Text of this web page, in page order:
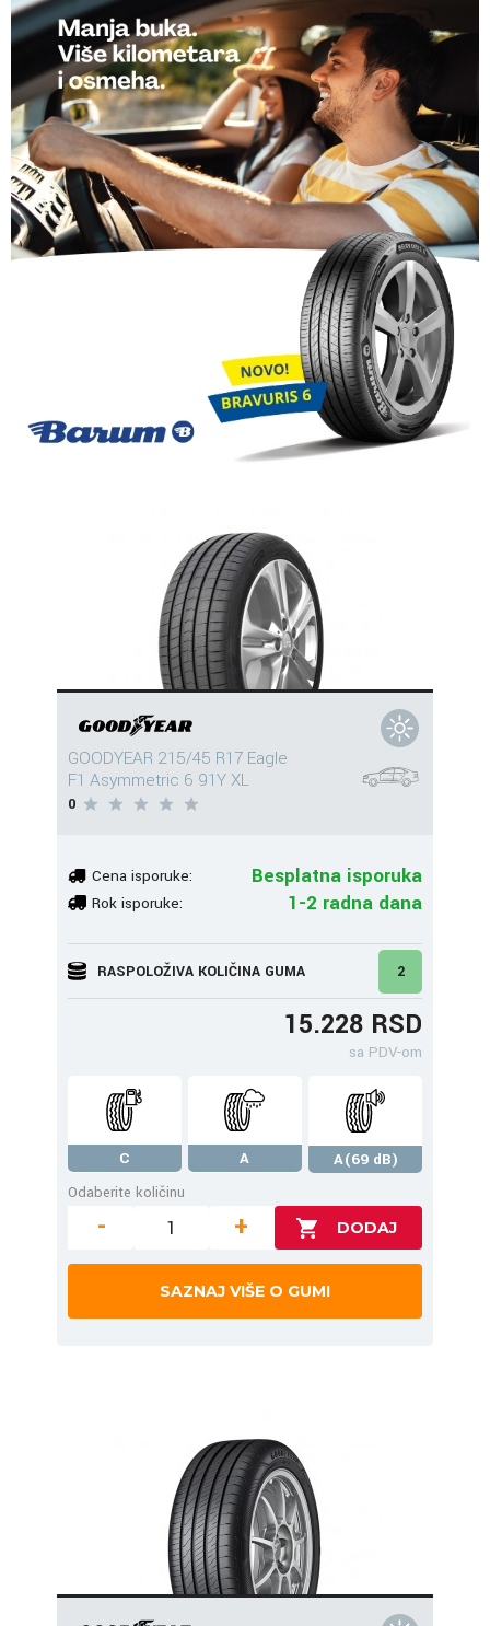
GOODYEAR 215/45 R17 Eagle
F1 Asymmetric 6 91Y XL
0
Cena isporuke: Besplatna isporuka
Rok isporuke: 1-2 radna dana
RASPOLOŽIVA KOLIČINA GUMA 2
15.228 RSD
sa PDV-om
C A
A(69 dB)
Odaberite količinu
- +
SAZNAJ VIŠE O GUMI